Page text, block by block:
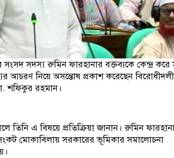
সদস্য রুমিন ফারহানার বক্তব্যকে কেন্দ্র করে
আচরণ নিয়ে অসন্তোষ প্রকাশ করেছেন
শফিকুর রহমান।
তিনি এ বিষয়ে প্রতিক্রিয়া জানান। রুমিন
সংকট মোকাবিলায় সরকারের ভূমিকার সমালোচনা